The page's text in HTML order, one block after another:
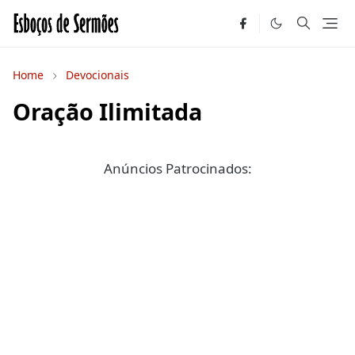
Home Devocionais
Oração Ilimitada
Anúncios Patrocinados: